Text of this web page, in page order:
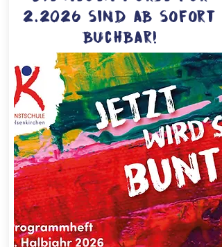
2.2026 sind ab sofort
buchbar!